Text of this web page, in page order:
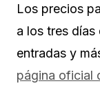
Los precios
a los tres
entradas y
página oficial